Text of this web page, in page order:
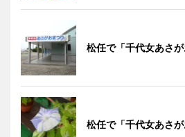
松任で「千代女あさが
松任で「千代女あさが